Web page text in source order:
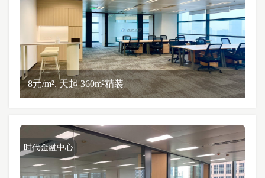
8元/m². 天起 360m²精装
时代金融中心